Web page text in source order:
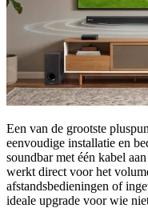
Een van de grootste
eenvoudige installatie en
soundbar met één kabel
werkt direct voor het
afstandsbedieningen of
ideale upgrade voor wie